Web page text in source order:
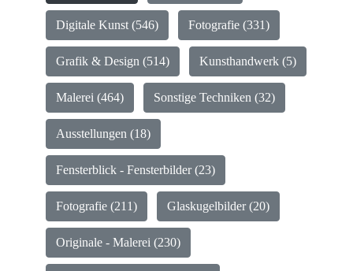
Digitale Kunst (546) Fotografie (331)
Grafik & Design (514) Kunsthandwerk (5)
Malerei (464) Sonstige Techniken (32)
Ausstellungen (18)
Fensterblick - Fensterbilder (23)
Fotografie (211) Glaskugelbilder (20)
Originale - Malerei (230)